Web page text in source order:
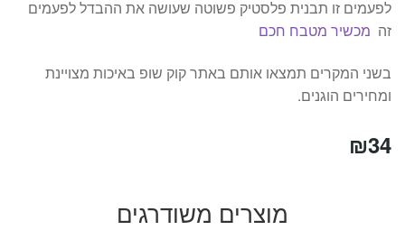
לפעמים זו תבנית פלסטיק פשוטה שעושה את ההבדל לפעמים
זה מכשיר מטבח חכם
בשני המקרים תמצאו אותם באתר קוק שופ באיכות מצויינת
ומחירים הוגנים.
₪34
מוצרים משודרגים